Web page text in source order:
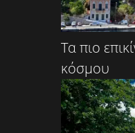
Τα πιο
κόσμου